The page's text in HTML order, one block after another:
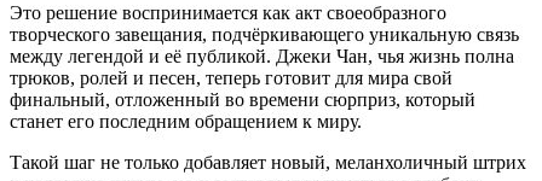
Это решение воспринимается как акт своеобразного
творческого завещания, подчёркивающего уникальную связь
между легендой и её публикой. Джеки Чан, чья жизнь полна
трюков, ролей и песен, теперь готовит для мира свой
финальный, отложенный во времени сюрприз, который
станет его последним обращением к миру.
Такой шаг не только добавляет новый, меланхоличный штрих